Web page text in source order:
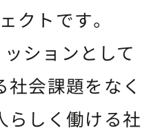
クトです。
ションとして
社会課題をなく
らしく働ける社